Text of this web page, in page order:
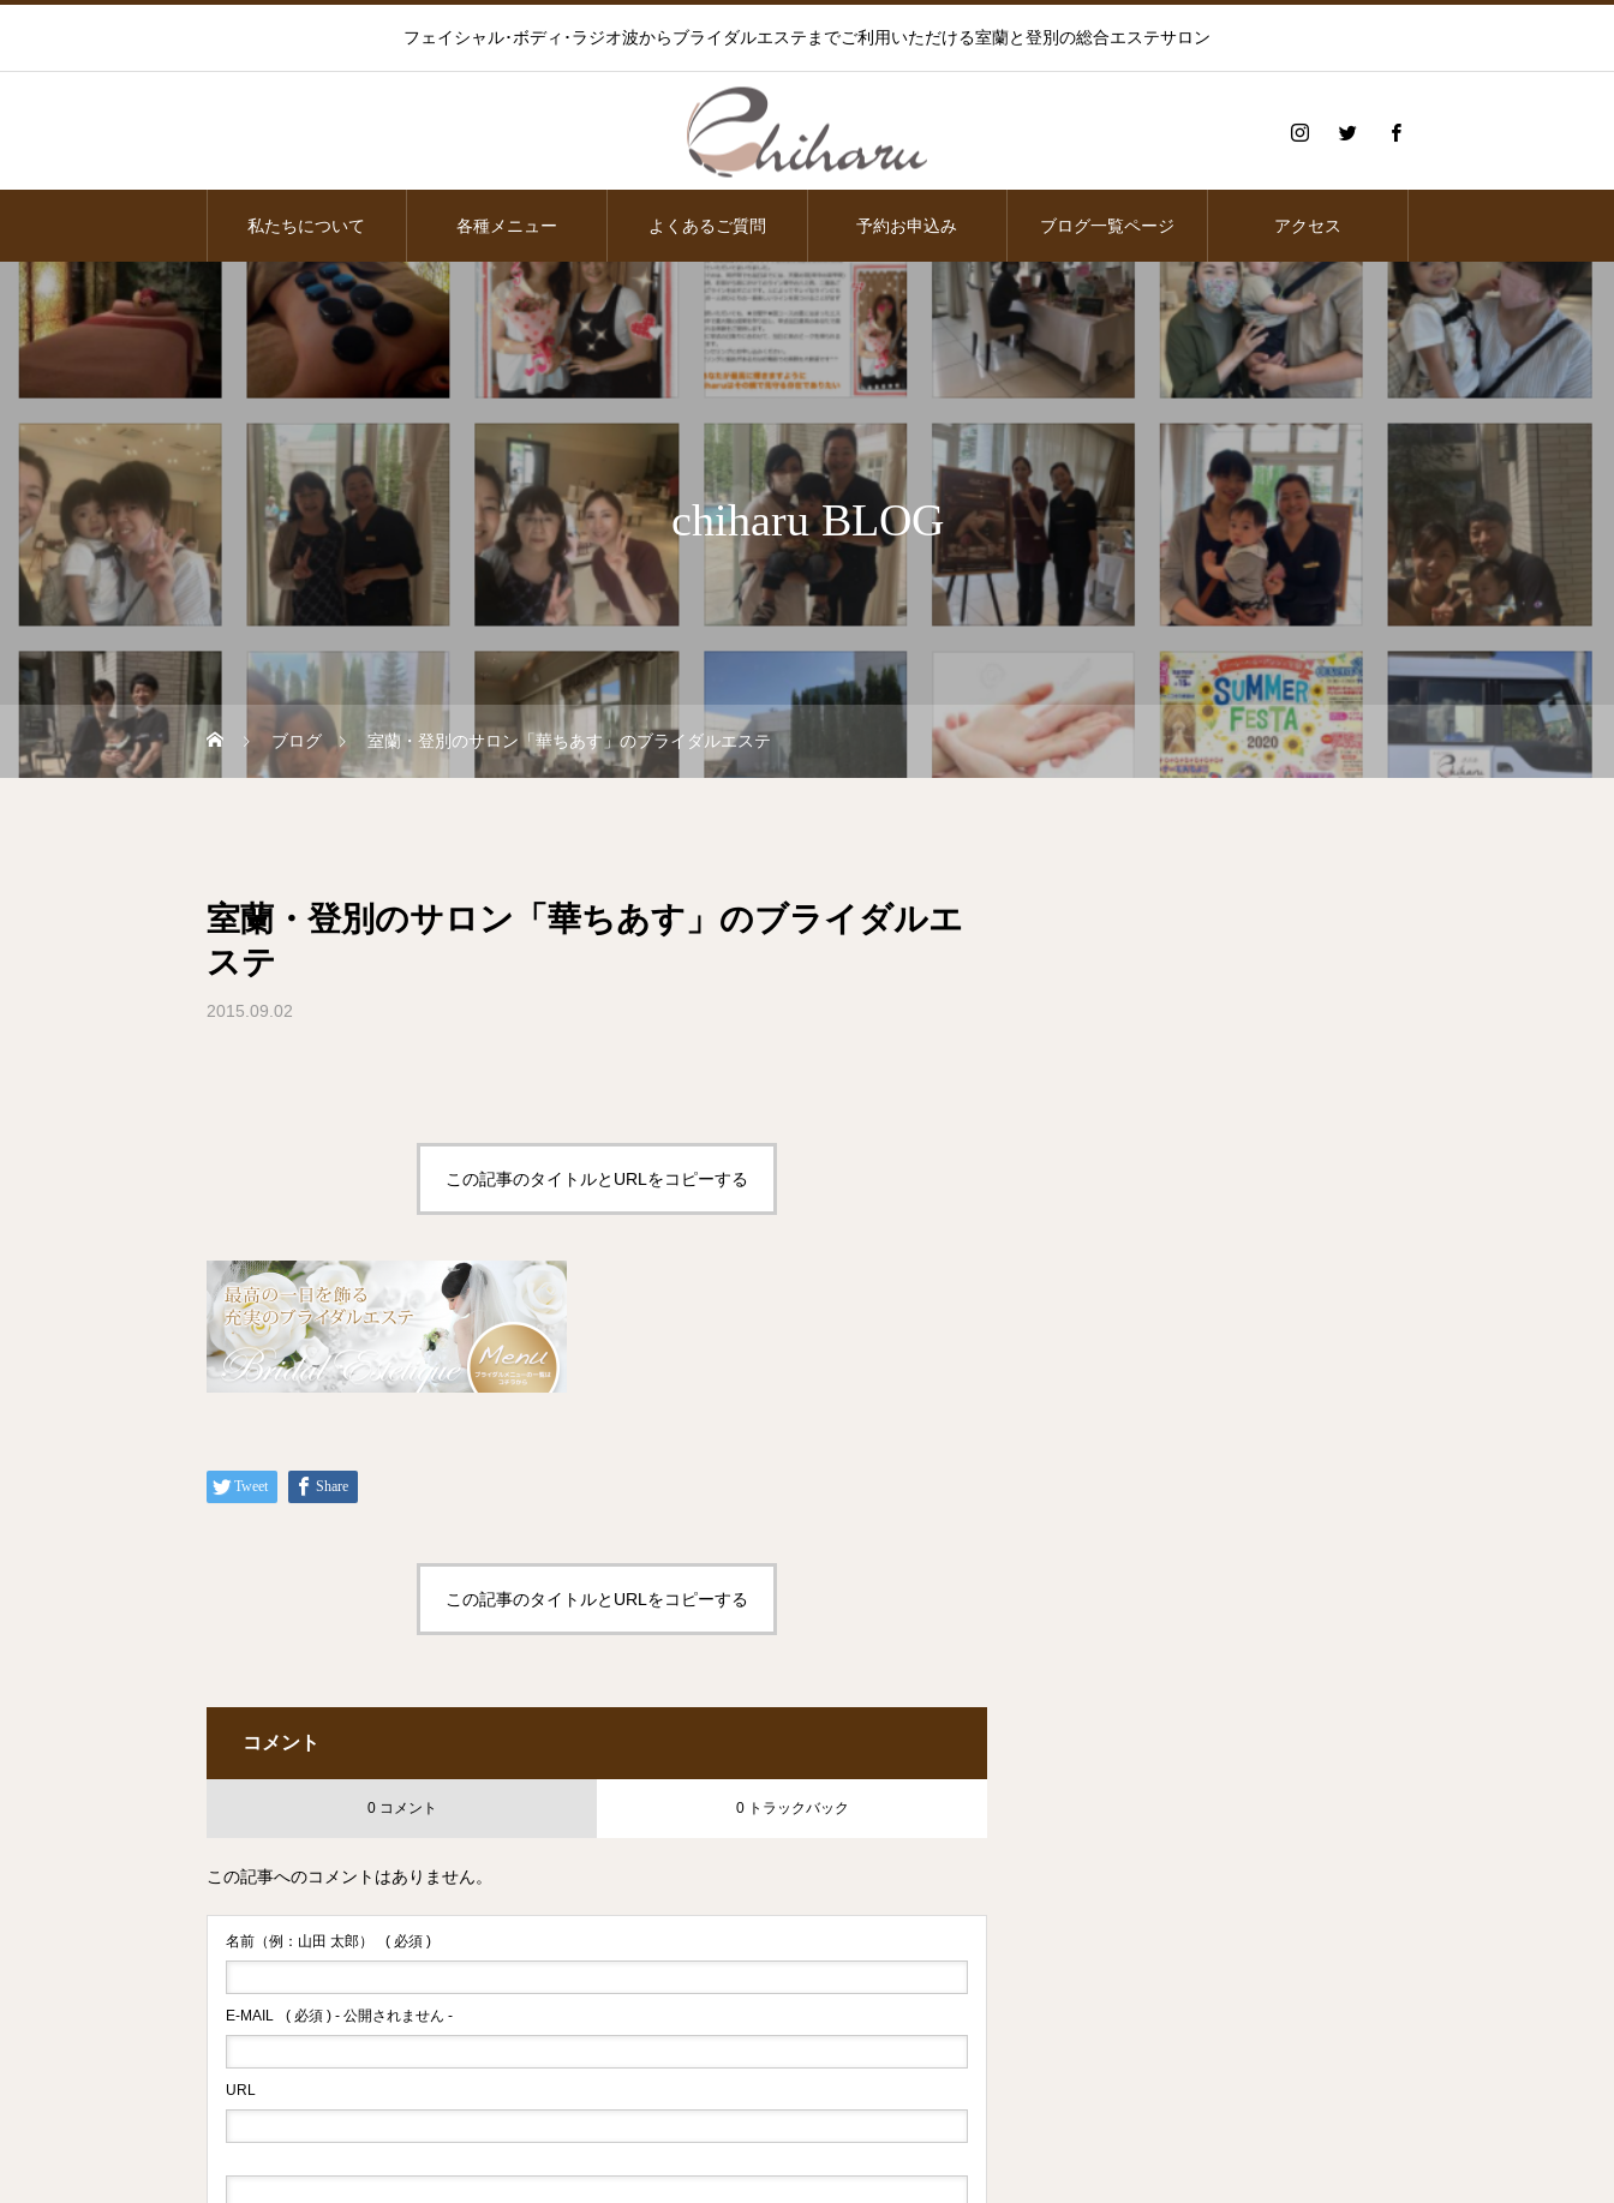
フェイシャル･ボディ･ラジオ波からブライダルエステまでご利用いただける室蘭と登別の総合エステサロン
私たちについて 各種メニュー よくあるご質問 予約お申込み ブログ一覧ページ アクセス
chiharu BLOG
ブログ 室蘭・登別のサロン「華ちあす」のブライダルエステ
室蘭・登別のサロン「華ちあす」のブライダルエ
ステ
2015.09.02
この記事のタイトルとURLをコピーする
Tweet Share
この記事のタイトルとURLをコピーする
コメント
0 コメント 0 トラックバック
この記事へのコメントはありません。
名前（例：山田 太郎） ( 必須 )
E-MAIL ( 必須 ) - 公開されません -
URL